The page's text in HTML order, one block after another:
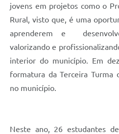
jovens em projetos como o
Rural, visto que, é uma
aprenderem e
valorizando e
interior do município. Em
formatura da Terceira Turma
no município.
Neste ano, 26 estudantes